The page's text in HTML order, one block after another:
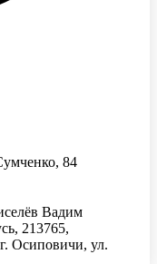
84
Вадим
213765,
Осиповичи, ул.